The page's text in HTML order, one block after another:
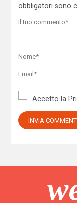
obbligatori sono
Accetto la